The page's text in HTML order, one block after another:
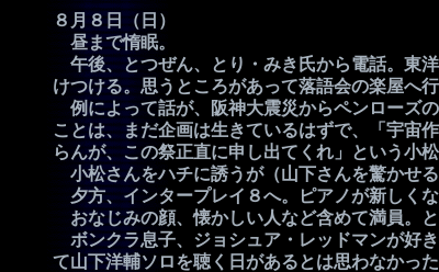
８月８日（日）
昼まで惰眠。
午後、とつぜん、とり・みき氏から電話。東
けつける。思うところがあって落語会の楽屋へ
例によって話が、阪神大震災からペンローズ
ことは、まだ企画は生きているはずで、「宇宙
らんが、この祭正直に申し出てくれ」という小
小松さんをハチに誘うが（山下さんを驚かせ
夕方、インタープレイ８へ。ピアノが新しく
おなじみの顔、懐かしい人など含めて満員。
ボンクラ息子、ジョシュア・レッドマンが好
て山下洋輔ソロを聴く日があるとは思わなかった